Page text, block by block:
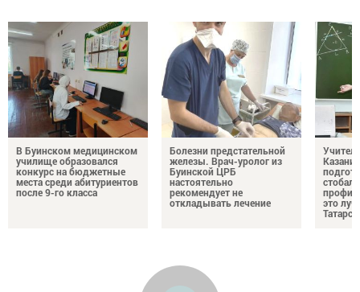
В Буинском медицинском
училище образовался
конкурс на бюджетные
места среди абитуриентов
после 9-го класса
Болезни предстательной
железы. Врач-уролог из
Буинской ЦРБ
настоятельно
рекомендует не
откладывать лечение
Казани
это